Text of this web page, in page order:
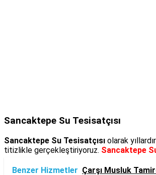
Sancaktepe Su Tesisatçısı
Sancaktepe Su Tesisatçısı olarak
titizlikle gerçekleştiriyoruz. Sancaktepe
Benzer Hizmetler Çarşı Musluk